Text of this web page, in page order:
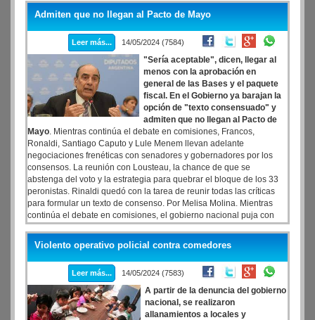
Admiten que no llegan al Pacto de Mayo
Leer más... 14/05/2024 (7584)
"Sería aceptable", dicen, llegar al
menos con la aprobación en
general de las Bases y el paquete
fiscal. En el Gobierno ya barajan la
opción de "texto consensuado" y
admiten que no llegan al Pacto de
Mayo. Mientras continúa el debate en comisiones, Francos,
Ronaldi, Santiago Caputo y Lule Menem llevan adelante
negociaciones frenéticas con senadores y gobernadores por los
consensos. La reunión con Lousteau, la chance de que se
abstenga del voto y la estrategia para quebrar el bloque de los 33
peronistas. Rinaldi quedó con la tarea de reunir todas las críticas
para formular un texto de consenso. Por Melisa Molina. Mientras
continúa el debate en comisiones, el gobierno nacional puja con
fuerza para aprobar rápido las primeras —y no por eso poco
pretenciosas— leyes de su gestión. En Casa Rosada aún no
pierden las esperanzas y se ilusionan con que "todavía falta para el
25 de mayo".
Violento operativo policial contra comedores
Leer más... 14/05/2024 (7583)
A partir de la denuncia del gobierno
nacional, se realizaron
allanamientos a locales y